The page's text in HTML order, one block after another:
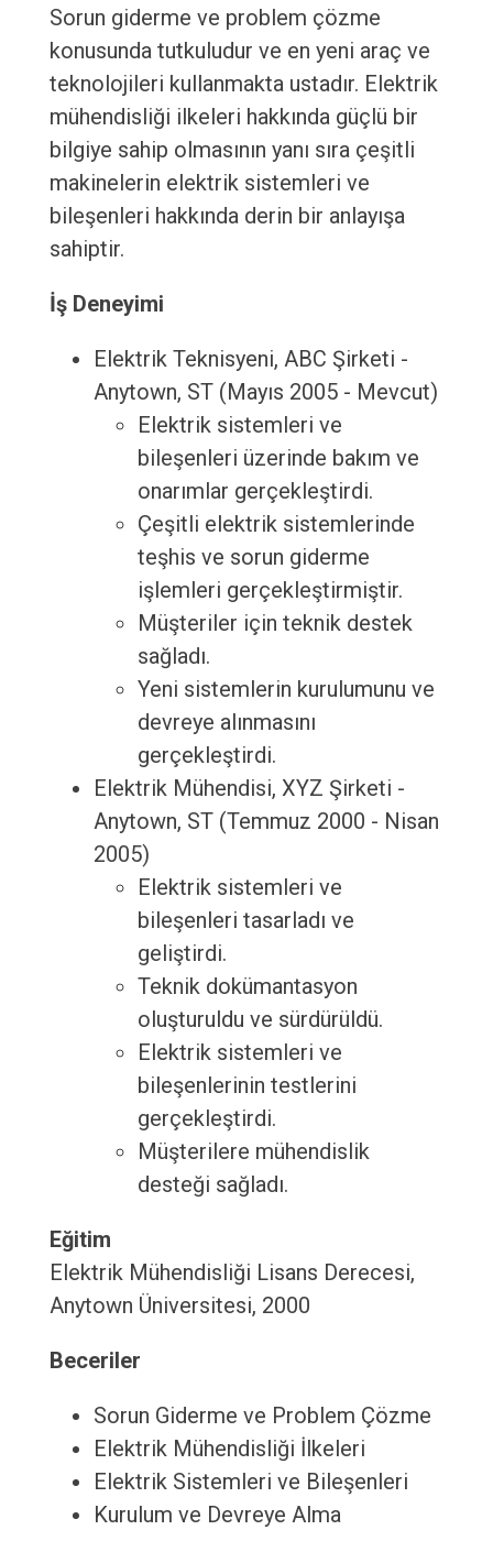
Sorun giderme ve problem çözme
konusunda tutkuludur ve en yeni araç ve
teknolojileri kullanmakta ustadır. Elektrik
mühendisliği ilkeleri hakkında güçlü bir
bilgiye sahip olmasının yanı sıra çeşitli
makinelerin elektrik sistemleri ve
bileşenleri hakkında derin bir anlayışa
sahiptir.
İş Deneyimi
Elektrik Teknisyeni, ABC Şirketi -
Anytown, ST (Mayıs 2005 - Mevcut)
Elektrik sistemleri ve
bileşenleri üzerinde bakım ve
onarımlar gerçekleştirdi.
Çeşitli elektrik sistemlerinde
teşhis ve sorun giderme
işlemleri gerçekleştirmiştir.
Müşteriler için teknik destek
sağladı.
Yeni sistemlerin kurulumunu ve
devreye alınmasını
gerçekleştirdi.
Elektrik Mühendisi, XYZ Şirketi -
Anytown, ST (Temmuz 2000 - Nisan
2005)
Elektrik sistemleri ve
bileşenleri tasarladı ve
geliştirdi.
Teknik dokümantasyon
oluşturuldu ve sürdürüldü.
Elektrik sistemleri ve
bileşenlerinin testlerini
gerçekleştirdi.
Müşterilere mühendislik
desteği sağladı.
Eğitim
Elektrik Mühendisliği Lisans Derecesi,
Anytown Üniversitesi, 2000
Beceriler
Sorun Giderme ve Problem Çözme
Elektrik Mühendisliği İlkeleri
Elektrik Sistemleri ve Bileşenleri
Kurulum ve Devreye Alma